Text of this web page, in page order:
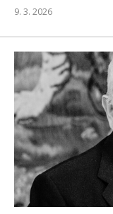
9. 3. 2026